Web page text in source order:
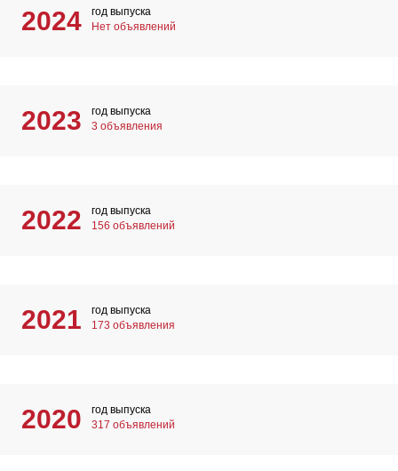
2024
год выпуска
Нет объявлений
2023
год выпуска
3 объявления
2022
год выпуска
156 объявлений
2021
год выпуска
173 объявления
2020
год выпуска
317 объявлений